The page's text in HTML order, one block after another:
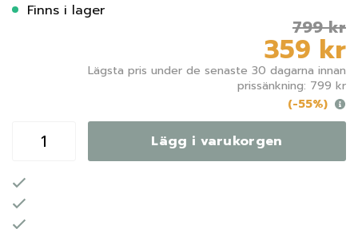
Finns i lager
799 kr
359 kr
Lägsta pris under de senaste 30 dagarna innan
prissänkning: 799 kr
(-55%)
Lägg i varukorgen